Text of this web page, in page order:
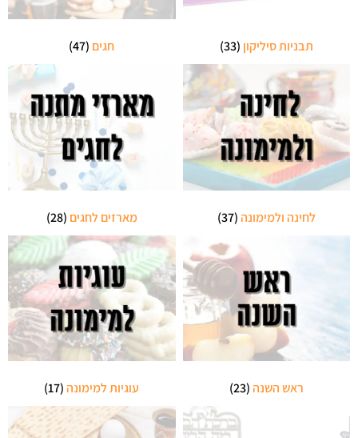
תבניות סיליקון (33) חגים (47)
לחינה ולמימונה(37) מארזים לחגים (28)
ראש השנה(23) עוגיות למימונה(17)